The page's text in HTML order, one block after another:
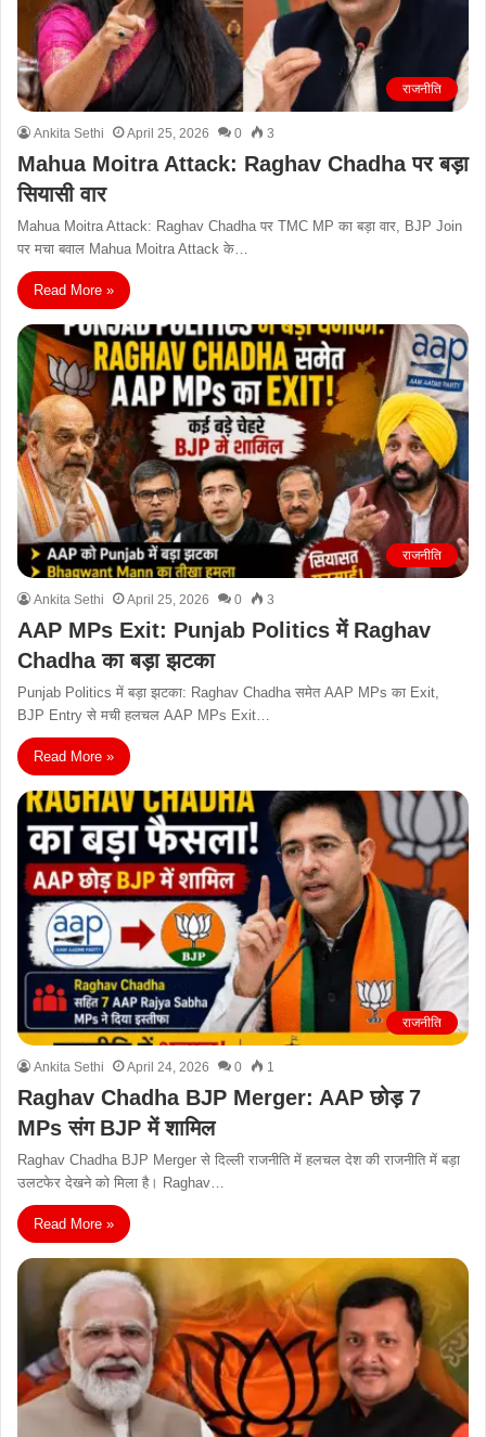
राजनीति
Ankita Sethi April 25, 2026 0 3
Mahua Moitra Attack: Raghav Chadha पर बड़ा
सियासी वार
Mahua Moitra Attack: Raghav Chadha पर TMC MP का बड़ा वार, BJP Join
पर मचा बवाल Mahua Moitra Attack के…
Read More »
राजनीति
Ankita Sethi April 25, 2026 0 3
AAP MPs Exit: Punjab Politics में Raghav
Chadha का बड़ा झटका
Punjab Politics में बड़ा झटका: Raghav Chadha समेत AAP MPs का Exit,
BJP Entry से मची हलचल AAP MPs Exit…
Read More »
राजनीति
Ankita Sethi April 24, 2026 0 1
Raghav Chadha BJP Merger: AAP छोड़ 7
MPs संग BJP में शामिल
Raghav Chadha BJP Merger से दिल्ली राजनीति में हलचल देश की राजनीति में बड़ा
उलटफेर देखने को मिला है। Raghav…
Read More »